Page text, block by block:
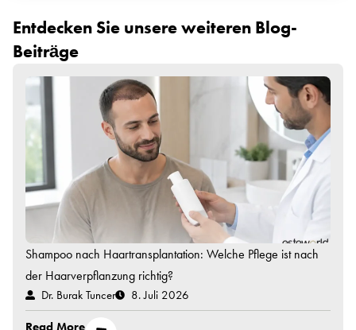
Entdecken Sie unsere weiteren Blog-
Beiträge
Shampoo nach Haartransplantation: Welche Pflege ist nach
der Haarverpflanzung richtig?
Dr. Burak Tuncer 8. Juli 2026
Read More